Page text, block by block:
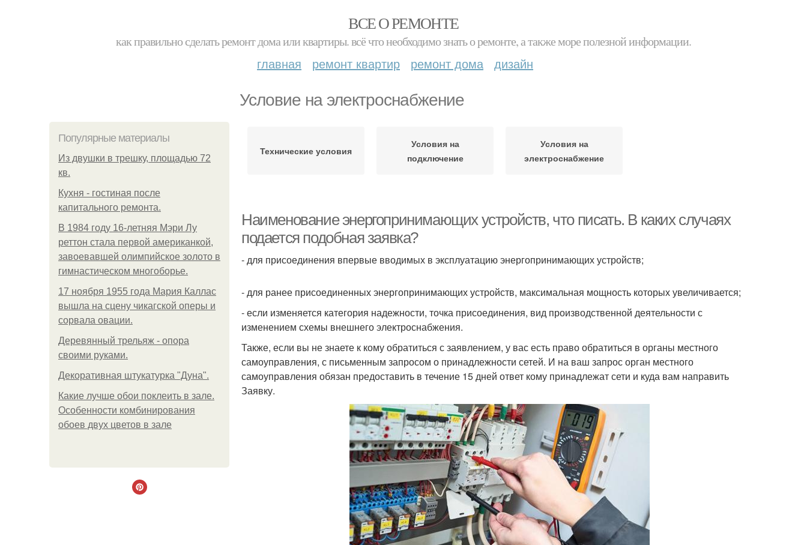
ВСЕ О РЕМОНТЕ
как правильно сделать ремонт дома или квартиры. всё что необходимо знать о ремонте, а также море полезной информации.
главная ремонт квартир ремонт дома дизайн
Условие на электроснабжение
Популярные материалы
Из двушки в трешку, площадью 72
кв.
Кухня - гостиная после
капитального ремонта.
В 1984 году 16-летняя Мэри Лу
реттон стала первой американкой,
завоевавшей олимпийское золото в
гимнастическом многоборье.
17 ноября 1955 года Мария Каллас
вышла на сцену чикагской оперы и
сорвала овации.
Деревянный трельяж - опора
своими руками.
Декоративная штукатурка "Дуна".
Какие лучше обои поклеить в зале.
Особенности комбинирования
обоев двух цветов в зале
Технические условия
Условия на
подключение
Условия на
электроснабжение
Наименование энергопринимающих устройств, что писать. В каких случаях
подается подобная заявка?
- для присоединения впервые вводимых в эксплуатацию энергопринимающих устройств;
- для ранее присоединенных энергопринимающих устройств, максимальная мощность которых увеличивается;
- если изменяется категория надежности, точка присоединения, вид производственной деятельности с
изменением схемы внешнего электроснабжения.
Также, если вы не знаете к кому обратиться с заявлением, у вас есть право обратиться в органы местного
самоуправления, с письменным запросом о принадлежности сетей. И на ваш запрос орган местного
самоуправления обязан предоставить в течение 15 дней ответ кому принадлежат сети и куда вам направить
Заявку.